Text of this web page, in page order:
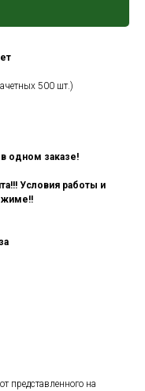
500 шт.)
в одном заказе!
Условия работы и
представленного на